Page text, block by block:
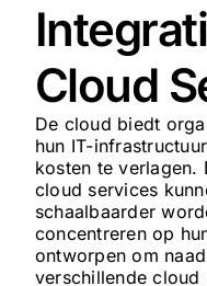
Cloud
De cloud biedt
hun IT-
kosten te verlagen.
cloud services
schaalbaarder
concentreren op
ontworpen om
verschillende